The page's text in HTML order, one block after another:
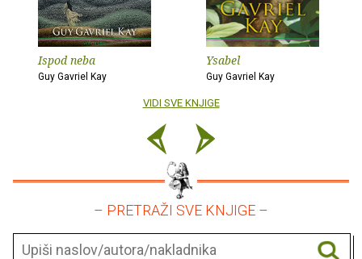
Ispod neba
Guy Gavriel Kay
Ysabel
Guy Gavriel Kay
VIDI SVE KNJIGE
– PRETRAŽI SVE KNJIGE –